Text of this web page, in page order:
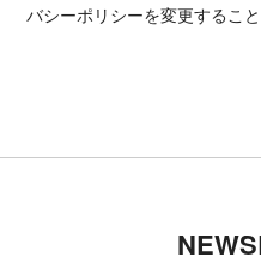
バシーポリシーを変更すること